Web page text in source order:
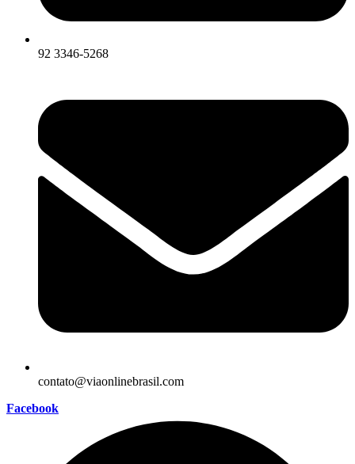
92 3346-5268
contato@viaonlinebrasil.com
Facebook